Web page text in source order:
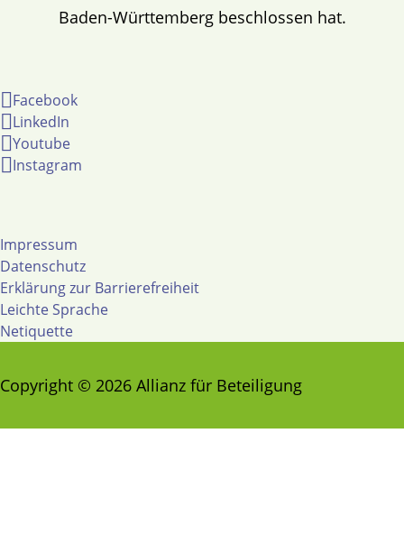
Baden-Württemberg beschlossen hat.
Facebook
LinkedIn
Youtube
Instagram
Impressum
Datenschutz
Erklärung zur Barrierefreiheit
Leichte Sprache
Netiquette
Copyright © 2026 Allianz für Beteiligung